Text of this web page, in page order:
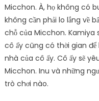
Micchon. À, họ không có
không cần phải lo lắng về
chỗ của Micchon. Kamiya
cô ấy cũng có thời gian
nhà của cô ấy. Cô ấy sẽ
Micchon. Inu và những
trò chơi nào.